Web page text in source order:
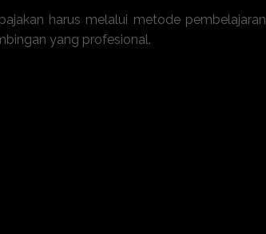
harus melalui metode pembelajaran
yang profesional.